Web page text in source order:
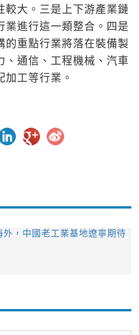
較大。三是上下游產業鏈
業進行這一類整合。四是
的重點行業將落在裝備製
、通信、工程機械、汽車
工等行業。
，中國老工業基地遼寧期待